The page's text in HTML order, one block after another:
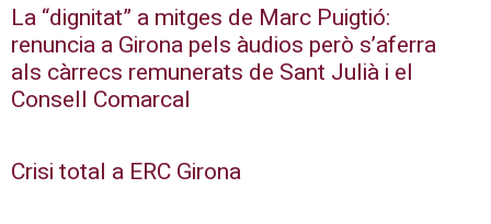
La “dignitat” a mitges de Marc Puigtió:
renuncia a Girona pels àudios però s’aferra
als càrrecs remunerats de Sant Julià i el
Consell Comarcal
Crisi total a ERC Girona